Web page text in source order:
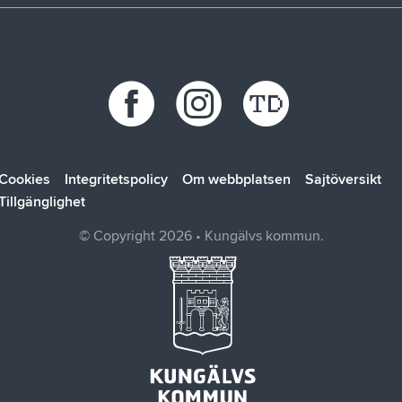
Kungälvsbostäder
Kungälv Energi
Integritetspolicy Om webbplatsen
Sajtöversikt
© Copyright 2026 • Kungälvs kommun.